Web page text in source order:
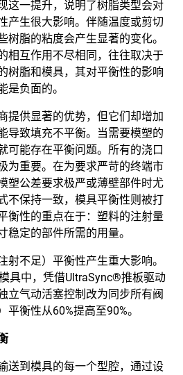
这一提升，说明了树脂类型会对
产生很大影响。伴随温度或剪切
树脂的粘度会产生显著的变化。
相互作用不尽相同，往往取决于
树脂和模具，其对平衡性的影响
是负面的。
提供显著的优势，但它们却增加
导致填充不平衡。当需要模塑的
可能存在平衡问题。所有的浇口
为重要。在为要求严苛的终端市
塑公差要求极严或薄壁部件时尤
不保持一致，模具平衡性则被打
衡性的重点在于：塑料的注射量
稳定的部件所需的用量。
射不足）平衡性产生重大影响。
具中，凭借UltraSync®推板驱动
立气动活塞控制改为同步所有阀
衡性从60%提高至90%。
送到模具的每一个型腔，通过设